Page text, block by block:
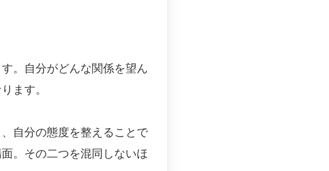
。自分がどんな関係を望ん
ます。
自分の態度を整えることで
。その二つを混同しないほ